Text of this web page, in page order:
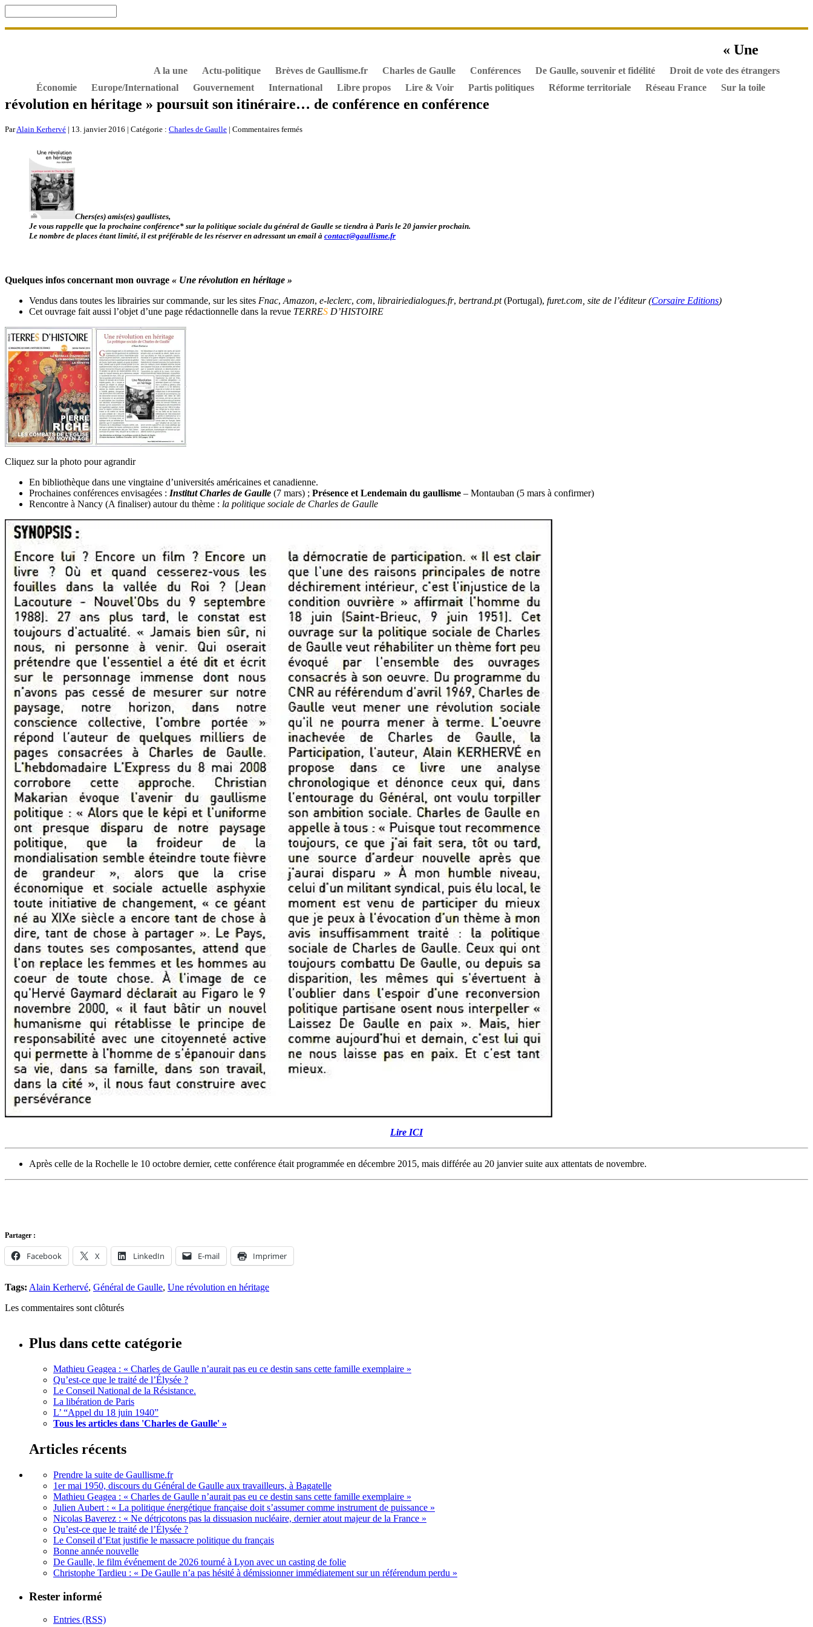
A la une Actu-politique Brèves de Gaullisme.fr Charles de Gaulle Conférences De Gaulle, souvenir et fidélité
Droit de vote des étrangers
Économie
Europe/International Gouvernement International Libre propos Lire & Voir Partis politiques Réforme territoriale Réseau France Sur la toile
« Une
révolution en héritage » poursuit son itinéraire… de conférence en conférence
ParAlain Kerhervé | 13. janvier 2016 | Catégorie : Charles de Gaulle | Commentaires ferméssur
de
conférence
Chers(es) amis(es) gaullistes,
Je vous rappelle que la prochaine conférence* sur la politique sociale du général de Gaulle se tiendra à Paris le 20 janvier prochain.
Le nombre de places étant limité, il est préférable de les réserver en adressant un email à contact@gaullisme.fr
Quelques infos concernant mon ouvrage « Une révolution en héritage »
Vendus dans toutes les librairies sur commande, sur les sites Fnac, Amazon, e-leclerc, com, librairiedialogues.fr, bertrand.pt(Portugal), furet.com, site de l’éditeur (Corsaire Editions)
Cet ouvrage fait aussi l’objet d’une page rédactionnelle dans la revue TERRES D’HISTOIRE
Cliquez sur la photo pour agrandir
En bibliothèque dans une vingtaine d’universités américaines et canadienne.
Prochaines conférences envisagées : Institut Charles de Gaulle (7 mars) ; Présence et Lendemain du gaullisme – Montauban (5 mars à confirmer)
Rencontre à Nancy (A finaliser) autour du thème : la politique sociale de Charles de Gaulle
Lire ICI
Après celle de la Rochelle le 10 octobre dernier, cette conférence était programmée en décembre 2015, mais différée au 20 janvier suite aux attentats de novembre.
Partager :
Facebook X LinkedIn E-mail Imprimer
Tags: Alain Kerhervé, Général de Gaulle, Une révolution en héritage
Les commentaires sont clôturés
Plus dans cette catégorie
Mathieu Geagea : « Charles de Gaulle n’aurait pas eu ce destin sans cette famille exemplaire »
Qu’est-ce que le traité de l’Élysée ?
Le Conseil National de la Résistance.
La libération de Paris
L’ “Appel du 18 juin 1940”
Tous les articles dans 'Charles de Gaulle' »
Articles récents
Prendre la suite de Gaullisme.fr
1er mai 1950, discours du Général de Gaulle aux travailleurs, à Bagatelle
Mathieu Geagea : « Charles de Gaulle n’aurait pas eu ce destin sans cette famille exemplaire »
Julien Aubert : « La politique énergétique française doit s’assumer comme instrument de puissance »
Nicolas Baverez : « Ne détricotons pas la dissuasion nucléaire, dernier atout majeur de la France »
Qu’est-ce que le traité de l’Élysée ?
Le Conseil d’Etat justifie le massacre politique du français
Bonne année nouvelle
De Gaulle, le film événement de 2026 tourné à Lyon avec un casting de folie
Christophe Tardieu : « De Gaulle n’a pas hésité à démissionner immédiatement sur un référendum perdu »
Rester informé
Entries (RSS)